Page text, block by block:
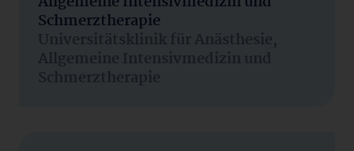
Schmerztherapie
Universitätsklinik für Anästhesie,
Allgemeine Intensivmedizin und
Schmerztherapie